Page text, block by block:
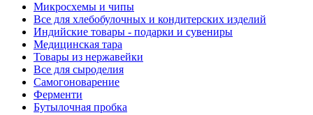
Микросхемы и чипы
Все для хлебобулочных и кондитерских изделий
Индийские товары - подарки и сувениры
Медицинская тара
Товары из нержавейки
Все для сыроделия
Самогоноварение
Ферменти
Бутылочная пробка